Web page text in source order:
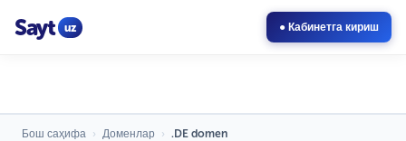
Sayt uz ● Кабинетга кириш
Бош саҳифа › Доменлар › .DE domen